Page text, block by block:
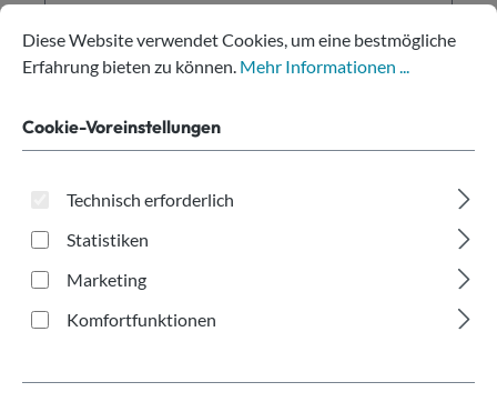
Mehrwegbecher PP transparent 200ml
(540,00 € / 1000 Stk.)
Preise exkl. MwSt. zzgl. Versand
Cookie-Voreinstellungen
Diese Website verwendet Cookies, um eine bestmögliche
Diese Website verwendet Cookies, um eine bestmögliche
Erfahrung bieten zu können. Mehr Informationen ...
Cookie-Voreinstellungen
Technisch erforderlich
Statistiken
Marketing
Komfortfunktionen